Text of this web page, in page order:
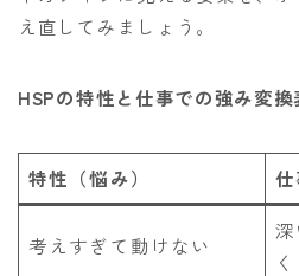
え直してみましょう。
HSPの特性と仕事での強み変換
特性（悩み） 仕
考えすぎて動けない
く